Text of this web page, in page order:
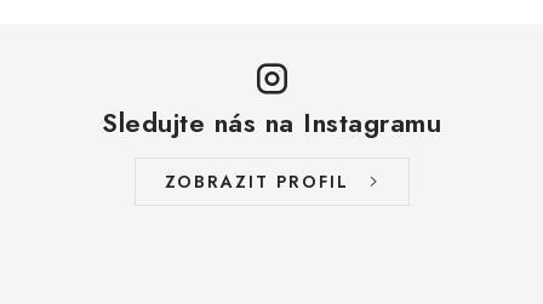
OŘECHY PRAŽENÉ, SOLENÉ A DOCHUCENÉ /
PISTÁCIE PRAŽENÉ SOLENÉ
Sledujte nás na Instagramu
ZOBRAZIT PROFIL